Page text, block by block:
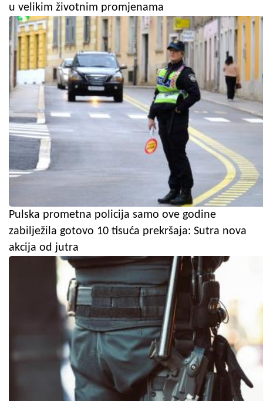
u velikim životnim promjenama
Pulska prometna policija samo ove godine
zabilježila gotovo 10 tisuća prekršaja: Sutra nova
akcija od jutra